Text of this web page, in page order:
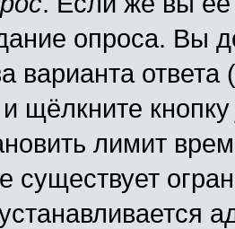
опроса. Вы
варианта ответа
и щёлкните
лимит
существует